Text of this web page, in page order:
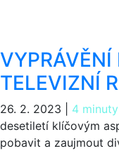
VYPRÁVĚNÍ
TELEVIZNÍ
26. 2. 2023 4
desetiletí klíčovým
pobavit a zaujmout